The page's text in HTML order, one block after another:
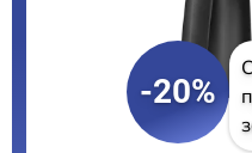
-20%